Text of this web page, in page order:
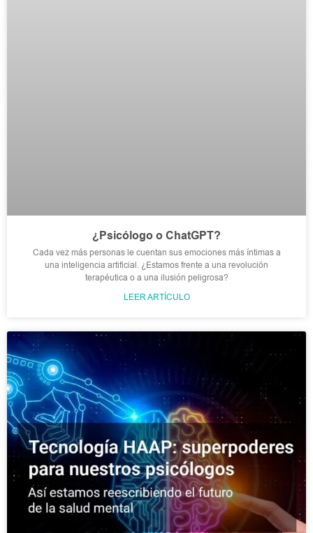
¿Psicólogo o ChatGPT?
Cada vez más personas le cuentan sus emociones más íntimas a
una inteligencia artificial. ¿Estamos frente a una revolución
terapéutica o a una ilusión peligrosa?
LEER ARTÍCULO